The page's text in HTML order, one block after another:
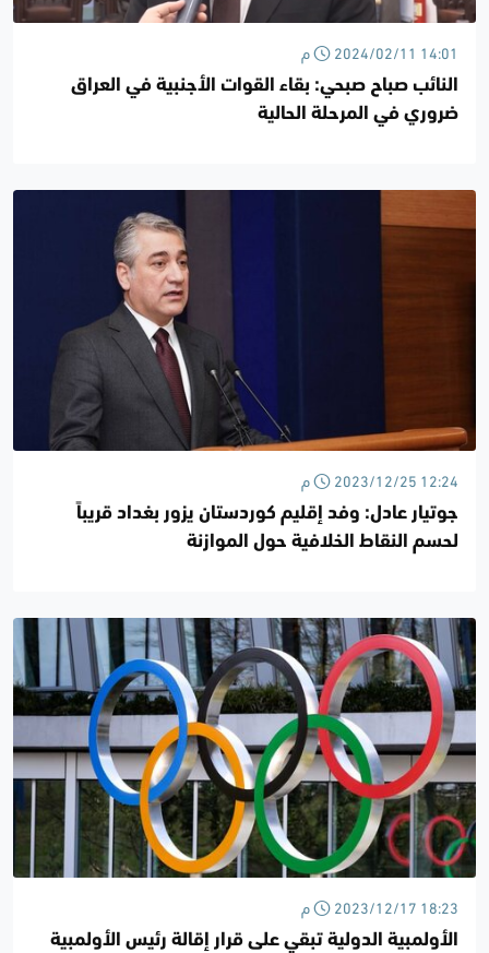
2024/02/11 14:01 م
النائب صباح صبحي: بقاء القوات الأجنبية في العراق
ضروري في المرحلة الحالية
2023/12/25 12:24 م
جوتيار عادل: وفد إقليم كوردستان يزور بغداد قريباً
لحسم النقاط الخلافية حول الموازنة
2023/12/17 18:23 م
الأولمبية الدولية تبقي على قرار إقالة رئيس الأولمبية